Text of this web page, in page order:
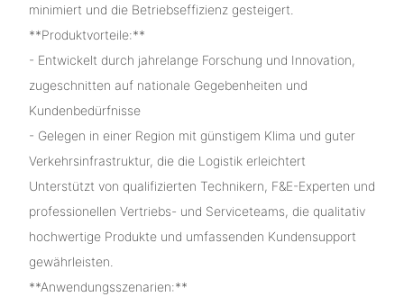
minimiert und die Betriebseffizienz gesteigert.
**Produktvorteile:**
- Entwickelt durch jahrelange Forschung und Innovation,
zugeschnitten auf nationale Gegebenheiten und
Kundenbedürfnisse
- Gelegen in einer Region mit günstigem Klima und guter
Verkehrsinfrastruktur, die die Logistik erleichtert
Unterstützt von qualifizierten Technikern, F&E-Experten und
professionellen Vertriebs- und Serviceteams, die qualitativ
hochwertige Produkte und umfassenden Kundensupport
gewährleisten.
**Anwendungsszenarien:**